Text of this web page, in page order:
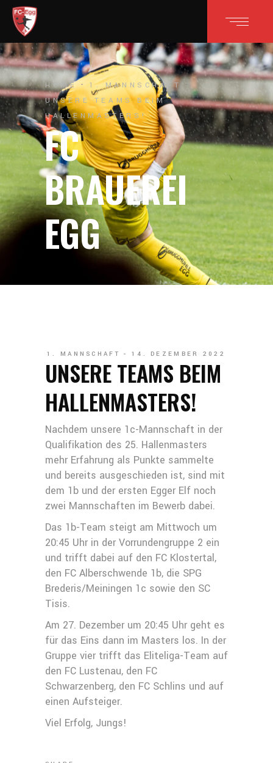
HOME
1. MANNSCHAFT
UNSERE TEAMS BEIM
HALLENMASTERS!
FC
BRAUEREI
EGG
1. MANNSCHAFT 14. DEZEMBER 2022
UNSERE TEAMS BEIM
HALLENMASTERS!
Nachdem unsere 1c-Mannschaft in der
Qualifikation des 25. Hallenmasters
mehr Erfahrung als Punkte sammelte
und bereits ausgeschieden ist, sind mit
dem 1b und der ersten Egger Elf noch
zwei Mannschaften im Bewerb dabei.
Das 1b-Team steigt am Mittwoch um
20:45 Uhr in der Vorrundengruppe 2 ein
und trifft dabei auf den FC Klostertal,
den FC Alberschwende 1b, die SPG
Brederis/Meiningen 1c sowie den SC
Tisis.
Am 27. Dezember um 20:45 Uhr geht es
für das Eins dann im Masters los. In der
Gruppe vier trifft das Eliteliga-Team auf
den FC Lustenau, den FC
Schwarzenberg, den FC Schlins und auf
einen Aufsteiger.
Viel Erfolg, Jungs!